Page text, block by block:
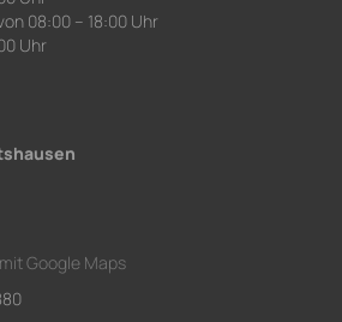
08:00 – 18:00 Uhr
Uhr
Google Maps